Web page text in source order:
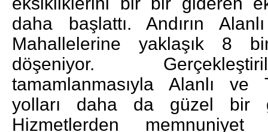
daha başlattı. Andırın
Mahallelerine yaklaşık 8
döşeniyor.
tamamlanmasıyla Alanlı ve
yolları daha da güzel bir
Hizmetlerden memnuniyet